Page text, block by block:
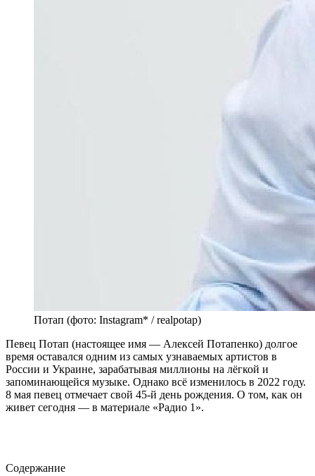
Потап (фото: Instagram* / realpotap)
Певец Потап (настоящее имя — Алексей Потапенко) долгое
время оставался одним из самых узнаваемых артистов в
России и Украине, зарабатывая миллионы на лёгкой и
запоминающейся музыке. Однако всё изменилось в 2022 году.
8 мая певец отмечает свой 45-й день рождения. О том, как он
живет сегодня — в материале «Радио 1».
Содержание